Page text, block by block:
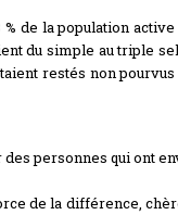
% de la population
du simple au triple
restés non
personnes qui ont
de la différence,